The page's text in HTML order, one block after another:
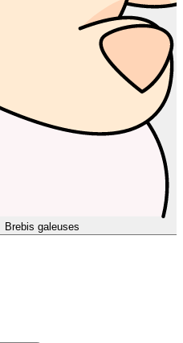
Brebis galeuses